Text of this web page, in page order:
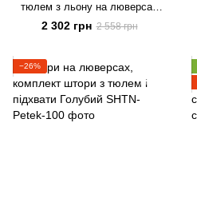
тюлем з льону на люверсах
Сірі
2 302 грн 2 558 грн
−26%